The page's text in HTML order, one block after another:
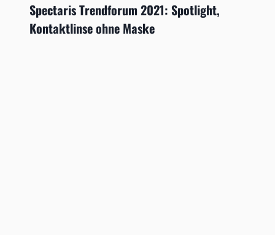
Spectaris Trendforum 2021: Spotlight,
Kontaktlinse ohne Maske